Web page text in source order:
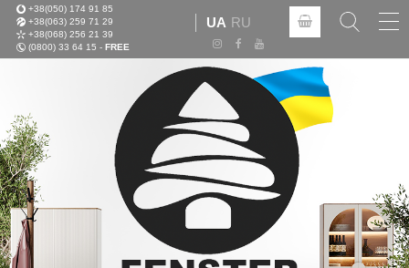
+38(050) 174 91 85
+38(063) 259 71 29
+38(068) 256 21 39
(0800) 33 64 15 - FREE
UA RU